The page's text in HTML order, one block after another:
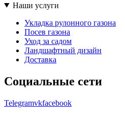
Наши услуги
Укладка рулонного газона
Посев газона
Уход за садом
Ландшафтный дизайн
Доставка
Социальные сети
Telegramvkfacebook